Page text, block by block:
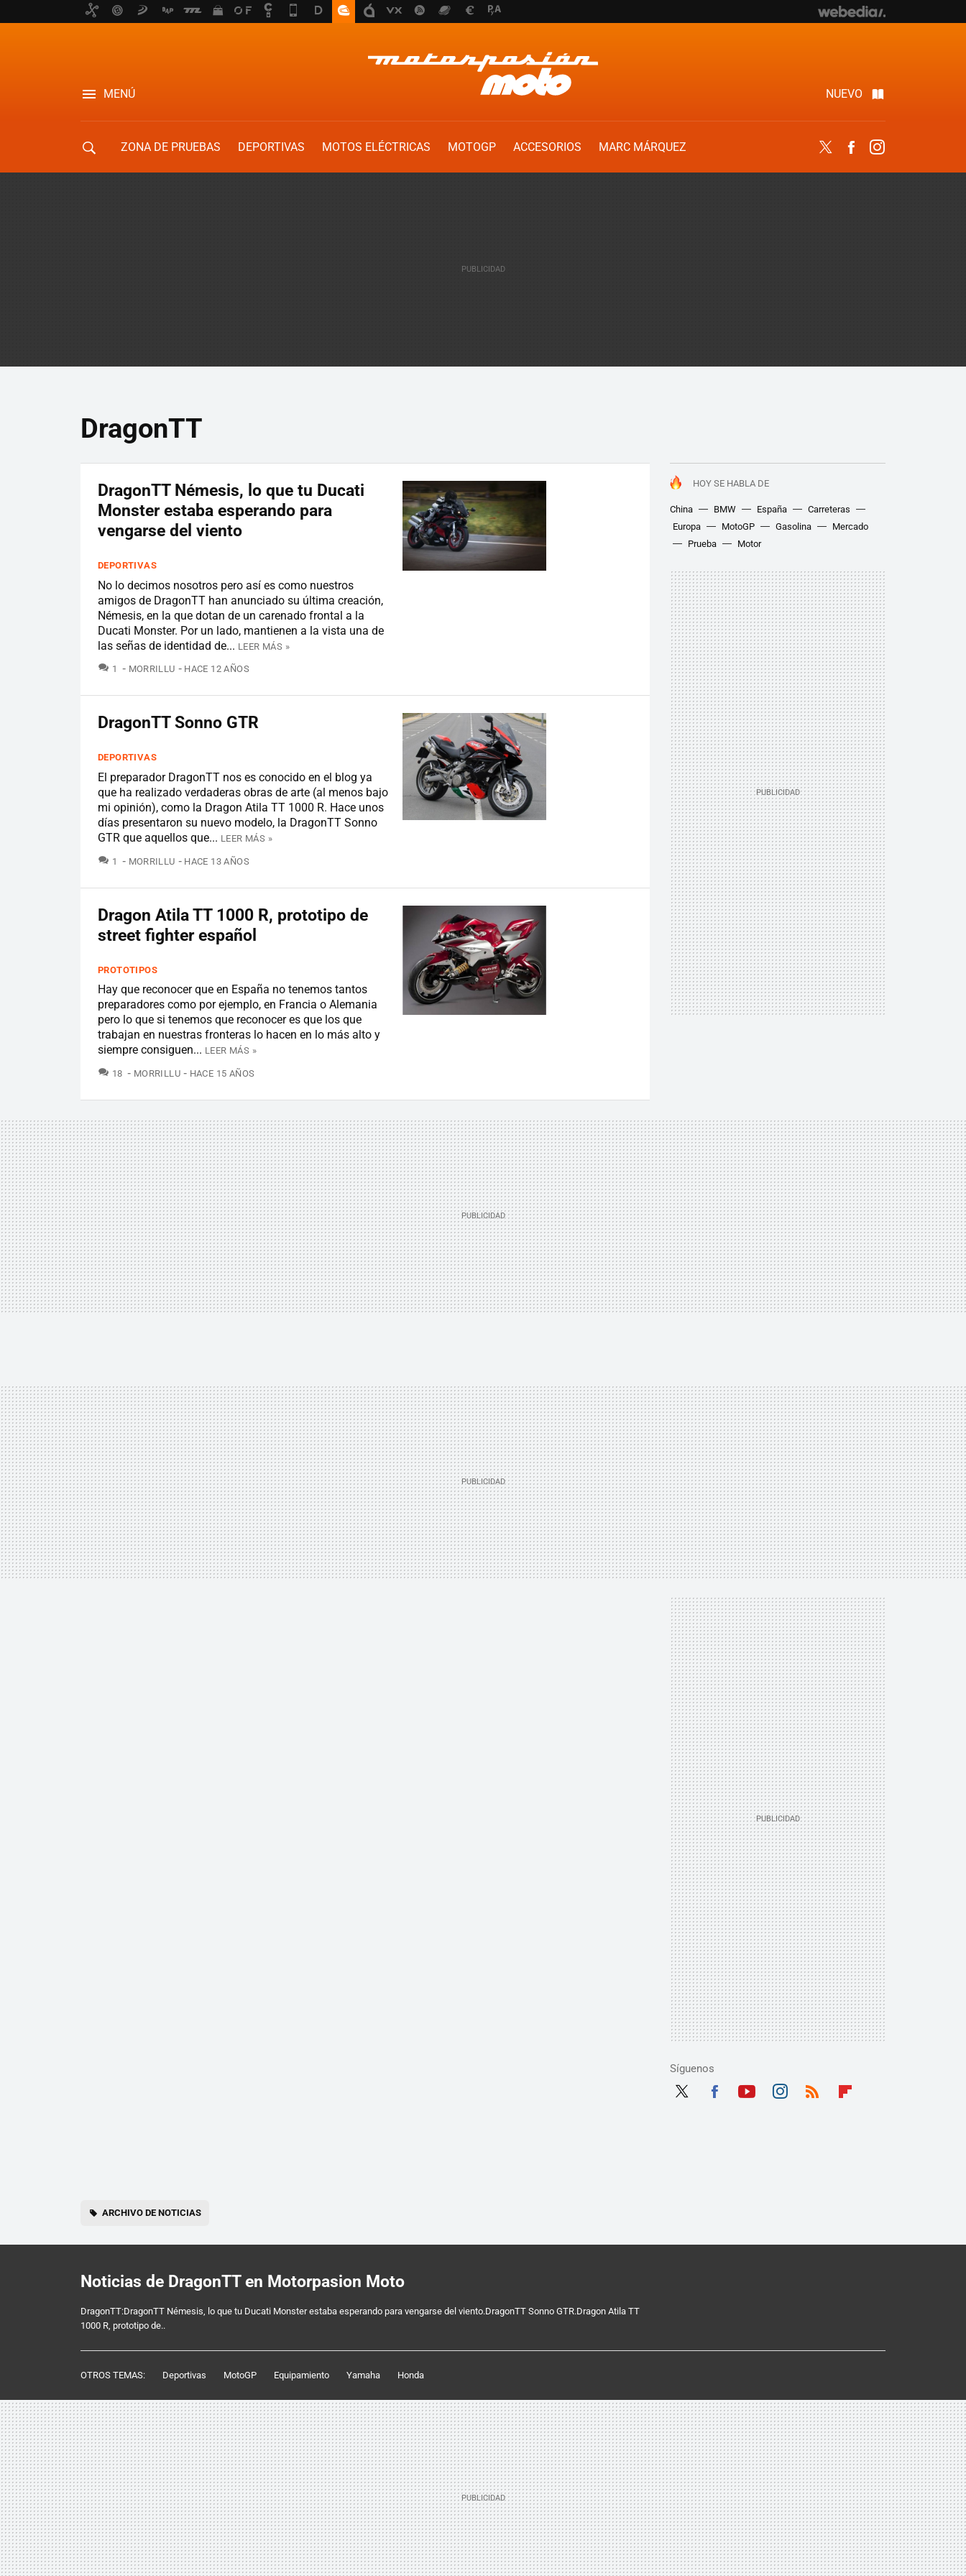
MENÚ NUEVO
ZONA DE PRUEBAS DEPORTIVAS MOTOS ELÉCTRICAS MOTOGP ACCESORIOS
MARC MÁRQUEZ
Twitter Facebook
DragonTT
HOY SE HABLA DE
China BMW España
Carreteras
Europa
MotoGP Gasolina
Mercado
Prueba
Motor
DragonTT Némesis, lo que tu Ducati
Monster estaba esperando para
vengarse del viento
DEPORTIVAS
No lo decimos nosotros pero así es como nuestros
amigos de DragonTT han anunciado su última creación,
Némesis, en la que dotan de un carenado frontal a la
Ducati Monster. Por un lado, mantienen a la vista una de
las señas de identidad de... LEER MÁS »
1 COMENTARIOS
MORRILLU HACE 12 AÑOS
DragonTT Sonno GTR
DEPORTIVAS
El preparador DragonTT nos es conocido en el blog ya
que ha realizado verdaderas obras de arte (al menos bajo
mi opinión), como la Dragon Atila TT 1000 R. Hace unos
días presentaron su nuevo modelo, la DragonTT Sonno
GTR que aquellos que... LEER MÁS »
1 COMENTARIOS
MORRILLU HACE 13 AÑOS
Dragon Atila TT 1000 R, prototipo de
street fighter español
PROTOTIPOS
Hay que reconocer que en España no tenemos tantos
preparadores como por ejemplo, en Francia o Alemania
pero lo que si tenemos que reconocer es que los que
trabajan en nuestras fronteras lo hacen en lo más alto y
siempre consiguen... LEER MÁS »
18 COMENTARIOS
MORRILLU HACE 15 AÑOS
Síguenos
ARCHIVO DE NOTICIAS
Noticias de DragonTT en Motorpasion Moto
DragonTT:DragonTT Némesis, lo que tu Ducati Monster estaba esperando para vengarse del viento.DragonTT Sonno GTR.Dragon Atila TT
1000 R, prototipo de..
OTROS TEMAS: Deportivas MotoGP Equipamiento Yamaha Honda